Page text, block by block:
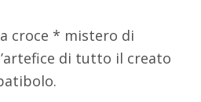
croce * mistero di
di tutto il creato